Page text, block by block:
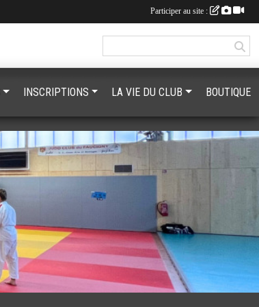
INSCRIPTIONS LA VIE DU CLUB BOUTIQUE
Participer au site :